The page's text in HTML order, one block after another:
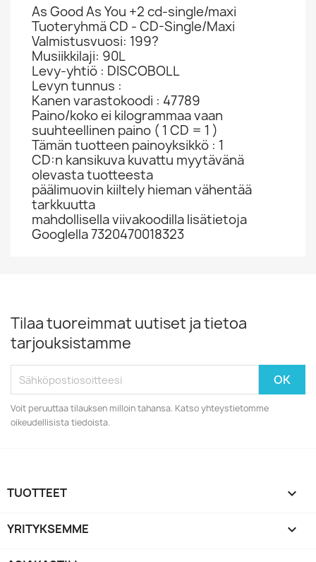
As Good As You +2 cd-single/maxi
Tuoteryhmä CD - CD-Single/Maxi
Valmistusvuosi: 199?
Musiikkilaji: 90L
Levy-yhtiö : DISCOBOLL
Levyn tunnus :
Kanen varastokoodi : 47789
Paino/koko ei kilogrammaa vaan
suuhteellinen paino ( 1 CD = 1 )
Tämän tuotteen painoyksikkö : 1
CD:n kansikuva kuvattu myytävänä
olevasta tuotteesta
päälimuovin kiiltely hieman vähentää
tarkkuutta
mahdollisella viivakoodilla lisätietoja
Googlella 7320470018323
Tilaa tuoreimmat uutiset ja tietoa
tarjouksistamme
Voit peruuttaa tilauksen milloin tahansa. Katso yhteystietomme
oikeudellisista tiedoista.
TUOTTEET 
YRITYKSEMME 